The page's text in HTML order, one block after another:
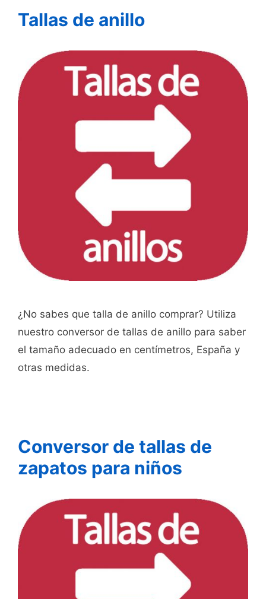
Tallas de anillo
¿No sabes que talla de anillo comprar? Utiliza
nuestro conversor de tallas de anillo para saber
el tamaño adecuado en centímetros, España y
otras medidas.
Conversor de tallas de
zapatos para niños